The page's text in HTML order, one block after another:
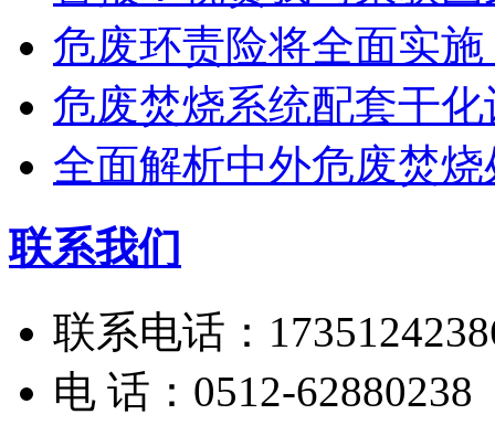
危废环责险将全面实
危废焚烧系统配套干
全面解析中外危废焚
联系我们
联系电话：
电 话：0512-62880238